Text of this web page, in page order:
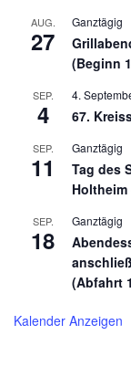
AUG.
27
Ganztägig
(Beginn
SEP.
4
4.
67.
SEP.
11
Ganztägig
Tag des
SEP.
18
Ganztägig
(Abfahrt
Kalender Anzeigen